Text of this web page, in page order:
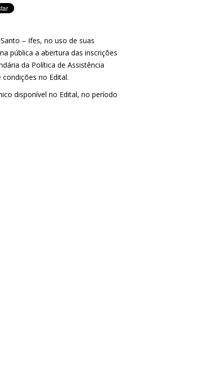
– Ifes, no uso de suas
pública a abertura das inscrições
da Política de Assistência
no Edital.
disponível no Edital, no período